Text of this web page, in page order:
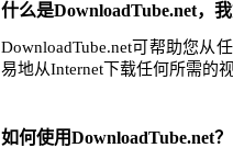
什么是DownloadTube.net，我
DownloadTube.net可帮助您从
易地从Internet下载任何所需的
如何使用DownloadTube.net